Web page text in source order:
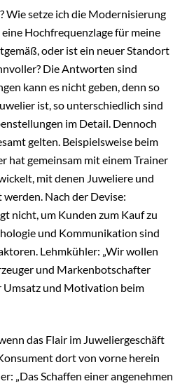
Wie setze ich die Modernisierung
Hochfrequenzlage für meine
oder ist ein neuer Standort
Die Antworten sind
kann es nicht geben, denn so
ist, so unterschiedlich sind
im Detail. Dennoch
gelten. Beispielsweise beim
hat gemeinsam mit einem Trainer
mit denen Juweliere und
Nach der Devise:
nicht, um Kunden zum Kauf zu
und Kommunikation sind
Lehmkühler: „Wir wollen
und Markenbotschafter
Umsatz und Motivation beim
das Flair im Juweliergeschäft
dort von vorne herein
„Das Schaffen einer angenehmen